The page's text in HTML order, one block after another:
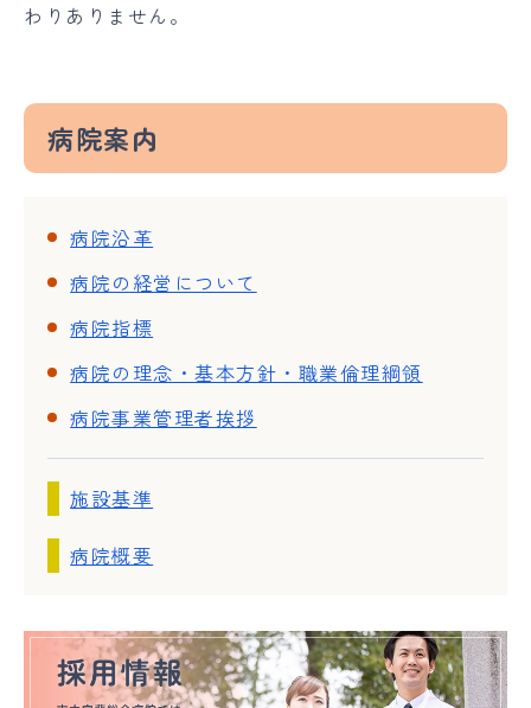
わりありません。
病院案内
病院沿革
病院の経営について
病院指標
病院の理念・基本方針・職業倫理綱領
病院事業管理者挨拶
施設基準
病院概要